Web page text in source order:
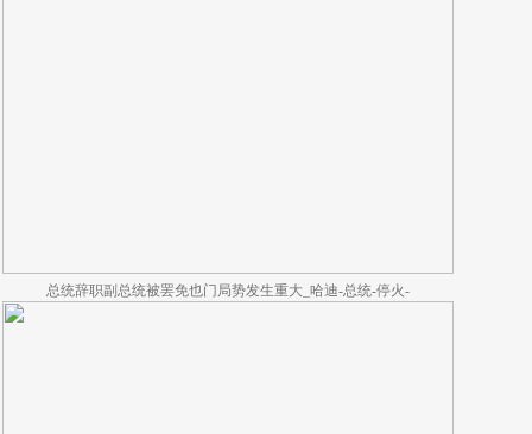
总统辞职副总统被罢免也门局势发生重大_哈迪-总统-停火-